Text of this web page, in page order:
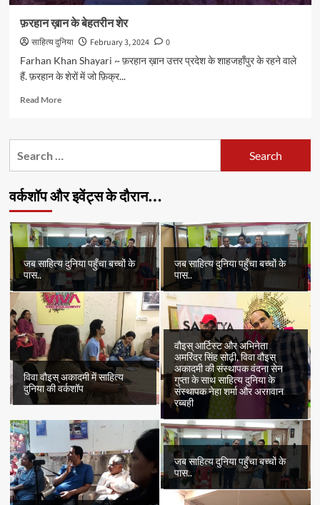
फ़रहान ख़ान के बेहतरीन शेर
साहित्य दुनिया February 3, 2024
0
Farhan Khan Shayari ~ फ़रहान ख़ान उत्तर प्रदेश के शाहजहाँपुर के रहने वाले
हैं. फ़रहान के शेरों में जो फ़िक्र...
Read MoreRead
फ़रहान
शेर
वर्कशॉप और इवेंट्स के दौरान…
जब साहित्य दुनिया पहुँचा बच्चों के
पास..
जब साहित्य दुनिया पहुँचा बच्चों के
पास..
विवा वौइस् अकादमी में साहित्य
दुनिया की वर्कशॉप
वौइस् आर्टिस्ट और अभिनेता
अमरिंदर सिंह सोढ़ी, विवा वौइस्
अकादमी की संस्थापक वंदना सेन
गुप्ता के साथ साहित्य दुनिया के
संस्थापक नेहा शर्मा और अरग़वान
रब्बही
जब साहित्य दुनिया पहुँचा बच्चों के
पास..